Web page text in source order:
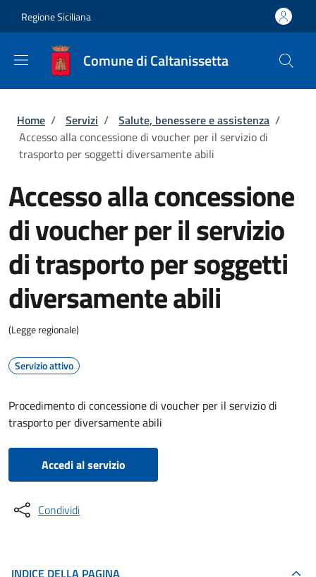
Regione Siciliana
Comune di Caltanissetta
Briciole di pane
Home / Servizi / Salute, benessere e assistenza /
Accesso alla concessione di voucher per il servizio di
trasporto per soggetti diversamente abili
Accesso alla concessione
di voucher per il servizio
di trasporto per soggetti
diversamente abili
(Legge regionale)
Servizio attivo
Procedimento di concessione di voucher per il servizio di
trasporto per diversamente abili
Accedi al servizio
Condividi
INDICE DELLA PAGINA